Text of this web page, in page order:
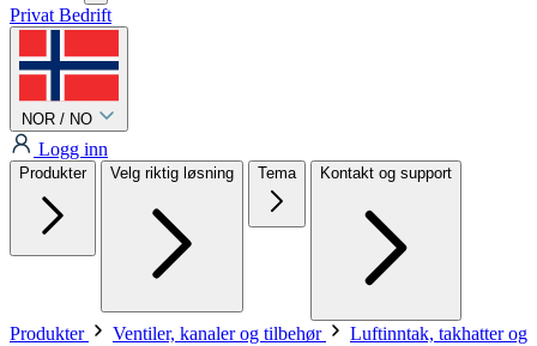
Privat Bedrift
NOR / NO
Logg inn
Produkter Velg riktig løsning Tema Kontakt og support
Produkter Ventiler, kanaler og tilbehør
Luftinntak, takhatter og